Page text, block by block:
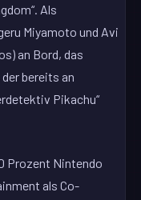
Als
Miyamoto und Avi
an Bord, das
bereits an
Pikachu“
Prozent Nintendo
als Co-